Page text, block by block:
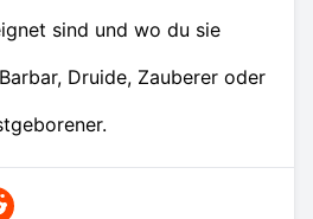
sind und wo du sie
Druide, Zauberer oder